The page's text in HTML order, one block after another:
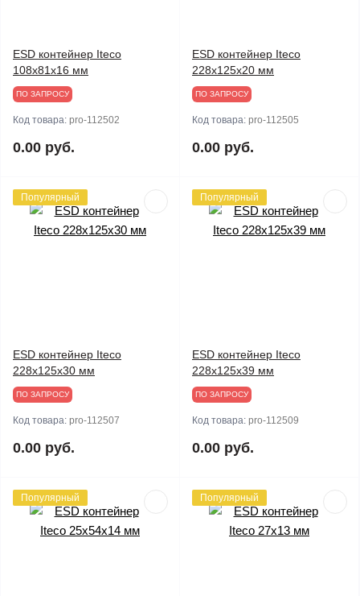
ESD контейнер Iteco
108x81x16 мм
ПО ЗАПРОСУ
Код товара: pro-112502
0.00 руб.
ESD контейнер Iteco
228x125x20 мм
ПО ЗАПРОСУ
Код товара: pro-112505
0.00 руб.
Популярный
ESD контейнер Iteco
228x125x30 мм
ПО ЗАПРОСУ
Код товара: pro-112507
0.00 руб.
Популярный
ESD контейнер Iteco
228x125x39 мм
ПО ЗАПРОСУ
Код товара: pro-112509
0.00 руб.
Популярный Популярный